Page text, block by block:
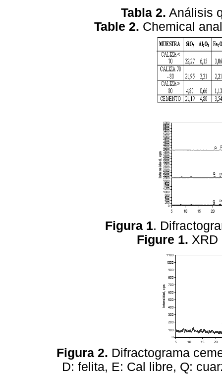
Tabla 2. Análisis
Table 2. Chemical
Figura 1.
Figure 1. XRD
Figura 2. Difractograma
D: felita, E: Cal libre, Q: